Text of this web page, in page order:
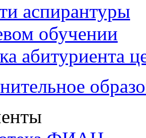
аспирантуры
обучении
абитуриента